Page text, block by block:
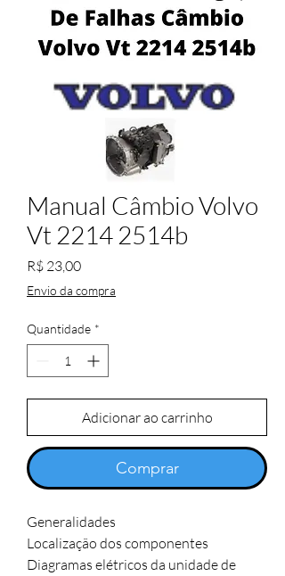
Manual Câmbio Volvo
Vt 2214 2514b
R$ 23,00Preço
Envio da compra
Quantidade *
Adicionar ao carrinho
Comprar
Generalidades
Localização dos componentes
Diagramas elétricos da unidade de